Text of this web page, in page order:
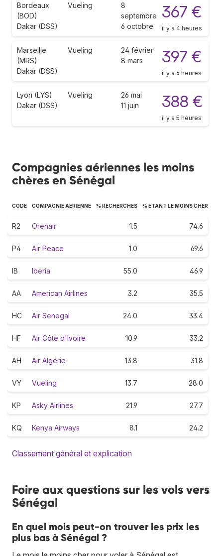
Bordeaux
(BOD)
Dakar (DSS)
Vueling
8
septembre
6 octobre
367 €
il y a 4 heures
Marseille
(MRS)
Dakar (DSS)
Vueling
24 février
8 mars
397 €
il y a 6 heures
Lyon (LYS)
Dakar (DSS)
Vueling
26 mai
11 juin
388 €
il y a 5 heures
Compagnies aériennes les moins
chères en Sénégal
CODE COMPAGNIE AÉRIENNE % RECHERCHES % ÉTANT LE MOINS CHER
R2 Orenair 1.5 74.6
P4 Air Peace 1.0 69.6
IB Iberia 55.0 46.9
AA American Airlines 3.2 35.5
HC Air Senegal 24.0 33.4
HF Air Côte d'Ivoire 10.9 33.2
AH Air Algérie 13.8 31.8
VY Vueling 13.7 28.0
KP Asky Airlines 21.9 27.7
KQ Kenya Airways 8.1 24.2
Classement général et explication
Foire aux questions sur les vols vers
Sénégal
En quel mois peut-on trouver les prix les
plus bas à Sénégal ?